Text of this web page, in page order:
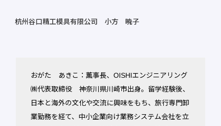
杭州谷口精工模具有限公司 小方 暁子
おがた あきこ：薫事長、OISHIエンジニアリング
㈱代表取締役 神奈川県川崎市出身。留学経験後、
日本と海外の文化や交流に興味をもち、旅行専門卸
業勤務を経て、中小企業向け業務システム会社を立